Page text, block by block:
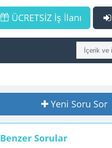
ÜCRETSİZ İş İlanı
Yeni Soru Sor
Benzer Sorular